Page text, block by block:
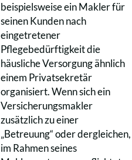
beispielsweise ein Makler für
seinen Kunden nach
eingetretener
Pflegebedürftigkeit die
häusliche Versorgung ähnlich
einem Privatsekretär
organisiert. Wenn sich ein
Versicherungsmakler
zusätzlich zu einer
„Betreuung“ oder dergleichen,
im Rahmen seines